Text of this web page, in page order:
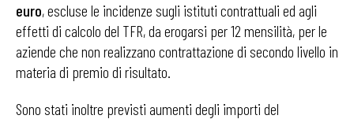
euro, escluse le incidenze sugli istituti contrattuali ed agli
effetti di calcolo del TFR, da erogarsi per 12 mensilità, per le
aziende che non realizzano contrattazione di secondo livello in
materia di premio di risultato.
Sono stati inoltre previsti aumenti degli importi del